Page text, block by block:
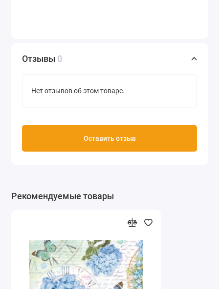
Отзывы 0
Нет отзывов об этом товаре.
Оставить отзыв
Рекомендуемые товары